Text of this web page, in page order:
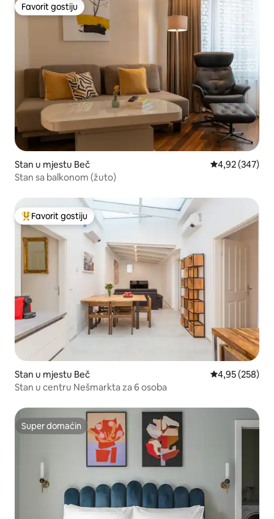
Favorit gostiju
Favorit gostiju
Stan u mjestu Beč prosječna
4,92 (347)
Stan sa balkonom (žuto)
Glavni favorit gostiju
Favorit gostiju
Stan u mjestu Beč prosječna
4,95 (258)
Stan u centru Nešmarkta za 6 osoba
Super domaćin
Super domaćin